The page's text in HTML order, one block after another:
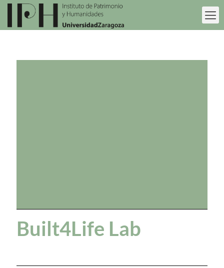
Built4Life Lab